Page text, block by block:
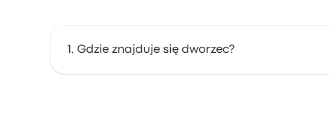
Gdzie znajduje się dworzec?